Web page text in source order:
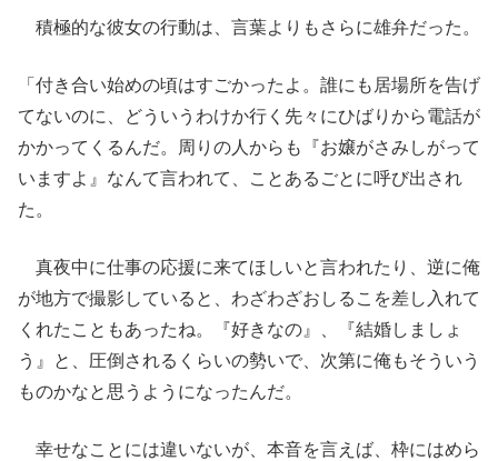
積極的な彼女の行動は、言葉よりもさらに雄弁だった。
「付き合い始めの頃はすごかったよ。誰にも居場所を告げ
てないのに、どういうわけか行く先々にひばりから電話が
かかってくるんだ。周りの人からも『お嬢がさみしがって
いますよ』なんて言われて、ことあるごとに呼び出され
た。
真夜中に仕事の応援に来てほしいと言われたり、逆に俺
が地方で撮影していると、わざわざおしるこを差し入れて
くれたこともあったね。『好きなの』、『結婚しましょ
う』と、圧倒されるくらいの勢いで、次第に俺もそういう
ものかなと思うようになったんだ。
幸せなことには違いないが、本音を言えば、枠にはめら